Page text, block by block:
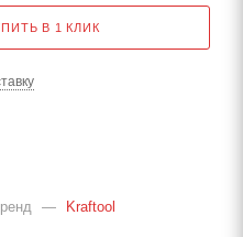
В 1 КЛИК
— Kraftool